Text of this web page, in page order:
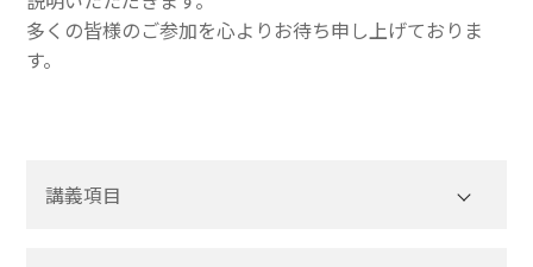
多くの皆様のご参加を心よりお待ち申し上げておりま
す。
講義項目